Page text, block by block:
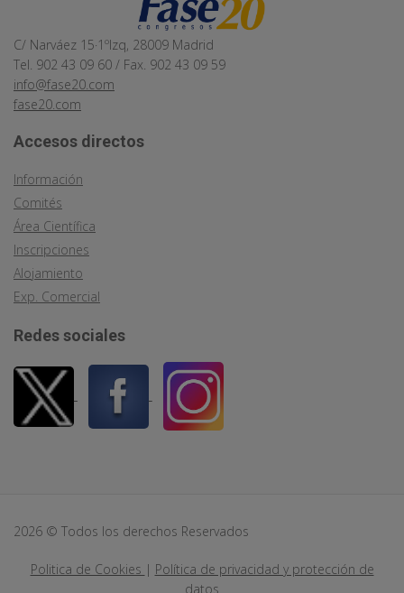
C/ Narváez 15·1ºIzq, 28009 Madrid
Tel. 902 43 09 60 / Fax. 902 43 09 59
info@fase20.com
fase20.com
Accesos directos
Información
Comités
Área Científica
Inscripciones
Alojamiento
Exp. Comercial
Redes sociales
2026 © Todos los derechos Reservados
Politica de Cookies | Política de privacidad y protección de
datos